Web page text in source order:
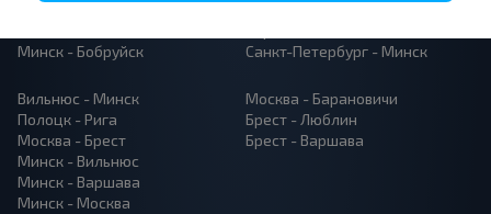
Минск - Бобруйск
Санкт-Петербург - Минск
Вильнюс - Минск
Полоцк - Рига
Москва - Брест
Минск - Вильнюс
Минск - Варшава
Минск - Москва
Москва - Барановичи
Брест - Люблин
Брест - Варшава